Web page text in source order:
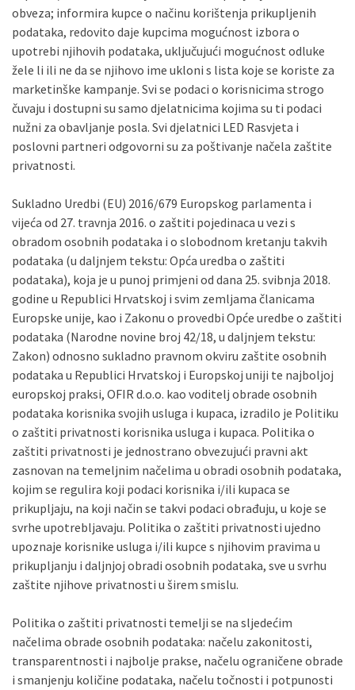
obveza; informira kupce o načinu korištenja prikupljenih
podataka, redovito daje kupcima mogućnost izbora o
upotrebi njihovih podataka, uključujući mogućnost odluke
žele li ili ne da se njihovo ime ukloni s lista koje se koriste za
marketinške kampanje. Svi se podaci o korisnicima strogo
čuvaju i dostupni su samo djelatnicima kojima su ti podaci
nužni za obavljanje posla. Svi djelatnici LED Rasvjeta i
poslovni partneri odgovorni su za poštivanje načela zaštite
privatnosti.
Sukladno Uredbi (EU) 2016/679 Europskog parlamenta i
vijeća od 27. travnja 2016. o zaštiti pojedinaca u vezi s
obradom osobnih podataka i o slobodnom kretanju takvih
podataka (u daljnjem tekstu: Opća uredba o zaštiti
podataka), koja je u punoj primjeni od dana 25. svibnja 2018.
godine u Republici Hrvatskoj i svim zemljama članicama
Europske unije, kao i Zakonu o provedbi Opće uredbe o zaštiti
podataka (Narodne novine broj 42/18, u daljnjem tekstu:
Zakon) odnosno sukladno pravnom okviru zaštite osobnih
podataka u Republici Hrvatskoj i Europskoj uniji te najboljoj
europskoj praksi, OFIR d.o.o. kao voditelj obrade osobnih
podataka korisnika svojih usluga i kupaca, izradilo je Politiku
o zaštiti privatnosti korisnika usluga i kupaca. Politika o
zaštiti privatnosti je jednostrano obvezujući pravni akt
zasnovan na temeljnim načelima u obradi osobnih podataka,
kojim se regulira koji podaci korisnika i/ili kupaca se
prikupljaju, na koji način se takvi podaci obrađuju, u koje se
svrhe upotrebljavaju. Politika o zaštiti privatnosti ujedno
upoznaje korisnike usluga i/ili kupce s njihovim pravima u
prikupljanju i daljnjoj obradi osobnih podataka, sve u svrhu
zaštite njihove privatnosti u širem smislu.
Politika o zaštiti privatnosti temelji se na sljedećim
načelima obrade osobnih podataka: načelu zakonitosti,
transparentnosti i najbolje prakse, načelu ograničene obrade
i smanjenju količine podataka, načelu točnosti i potpunosti